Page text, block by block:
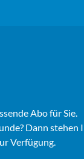
Abo für Sie.
Dann stehen
Verfügung.